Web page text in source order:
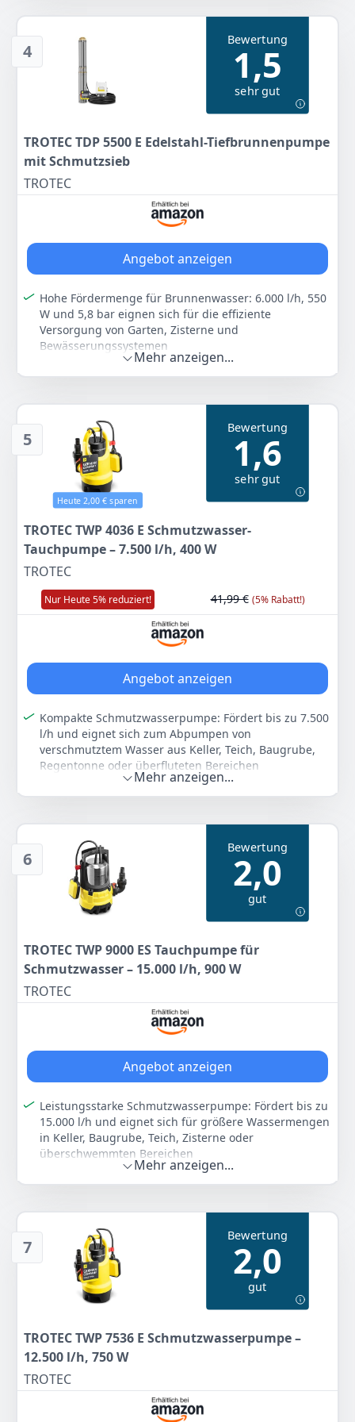
Flachabsaugend bis 5 mm: Ideal, wenn Wasser
möglichst weit abgepumpt werden soll und nur eine
geringe Restwasserhöhe zurückbleiben darf
Automatischer Betrieb: Schwimmschalter steuert die
Pumpe abhängig vom Wasserstand und schützt vor
Rückflussstopp für sauberes Arbeiten: Verhindert das
Zurücklaufen von Wasser nach dem Abschalten und
erleichtert kontrolliertes Abpumpen in typischen
Klarwasser-Anwendungen
Hersteller
36
Zum Angebot
4
Bewertung
1,5
sehr gut
TROTEC TDP 5500 E Edelstahl-Tiefbrunnenpumpe
mit Schmutzsieb
TROTEC
Angebot anzeigen
Hohe Fördermenge für Brunnenwasser: 6.000 l/h, 550
W und 5,8 bar eignen sich für die effiziente
Versorgung von Garten, Zisterne und
Bewässerungssystemen
Kompakt für Bohrlöcher: 10 cm Durchmesser für
Bohrlöcher ab 11 cm, ideal bei begrenztem Platz in
mm und schützt das Pumpeninnere zuverlässig vor
Sand, Staub und groben Verunreinigungen
Sichere Bedienung über Schaltkasten: Externer
spritzwassergeschützter Schaltkasten ermöglicht
komfortable Steuerung außerhalb des Wassers
Druckanschlussgewinde, Kupfermotor, Thermoschutz
und Überlastschalter schützen die Pumpe bei
anspruchsvollen Einsätzen
Farbe Hersteller
Silber TROTEC 13,5 kg
18699 €
Zum Angebot
Mehr anzeigen...
5
Heute 2,00 € sparen
Bewertung
1,6
sehr gut
TROTEC TWP 4036 E Schmutzwasser-
Tauchpumpe – 7.500 l/h, 400 W
TROTEC
Nur Heute 5% reduziert! 41,99 € (5% Rabatt!)
Angebot anzeigen
Kompakte Schmutzwasserpumpe: Fördert bis zu 7.500
l/h und eignet sich zum Abpumpen von
verschmutztem Wasser aus Keller, Teich, Baugrube,
Regentonne oder überfluteten Bereichen
Für Partikel bis 25 mm: Geeignet für Schmutzwasser
mit groberen Verunreinigungen und damit flexibler
stoppt die Pumpe abhängig vom Wasserstand und
unterstützt zuverlässiges Entwässern ohne ständige
Kontrolle
Robust für Haus und Garten: IPX8-Schutz, 400 W
Leistung und bis zu 7 m Eintauchtiefe ermöglichen
Außenbereich
Einfacher Anschluss: Universalanschluss für gängige
Schlauchgrößen erleichtert die schnelle
Inbetriebnahme bei Entwässerung,
Wasseransammlung oder Notfällen
39
Statt:41,99 €-5%
Zum Angebot
Mehr anzeigen...
6
Bewertung
2,0
gut
TROTEC TWP 9000 ES Tauchpumpe für
Schmutzwasser – 15.000 l/h, 900 W
TROTEC
Angebot anzeigen
Leistungsstarke Schmutzwasserpumpe: Fördert bis zu
15.000 l/h und eignet sich für größere Wassermengen
in Keller, Baugrube, Teich, Zisterne oder
überschwemmten Bereichen
Für grobes Schmutzwasser: Geeignet für Partikel bis
25 mm, im Dauerbetrieb bis 40 mm Wasserstand
Quick-Connect mit 360° Adapter: Schneller
Schlauchanschluss und flexible Ausrichtung
erleichtern den Einsatz bei wechselnden Abpump-
und Entwässerungssituationen
Automatisch oder manuell nutzbar: Schwimmschalter
sich die Pumpe auch kontrolliert im Dauerbetrieb
verwenden
Robuste ES-Ausstattung: Widerstandsfähige
Bauweise, IPX8-Schutz und stabile Komponenten
unterstützen zuverlässige Nutzung bei größeren
Mehr anzeigen...
7
Bewertung
2,0
gut
TROTEC TWP 7536 E Schmutzwasserpumpe –
12.500 l/h, 750 W
TROTEC